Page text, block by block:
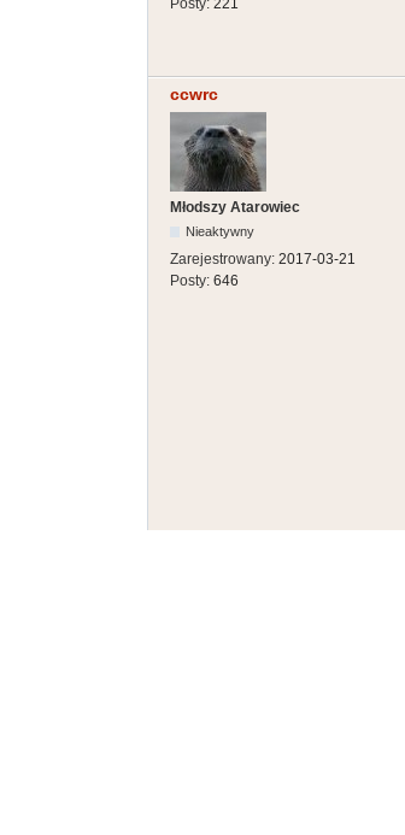
ccwrc
Młodszy Atarowiec
Nieaktywny
Zarejestrowany: 2017-03-21
Posty: 646